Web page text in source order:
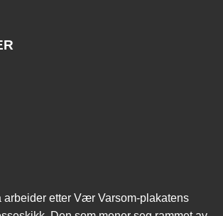
arbeider etter Vær Varsom-plakatens